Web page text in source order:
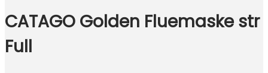
CATAGO Golden Fluemaske str
Full